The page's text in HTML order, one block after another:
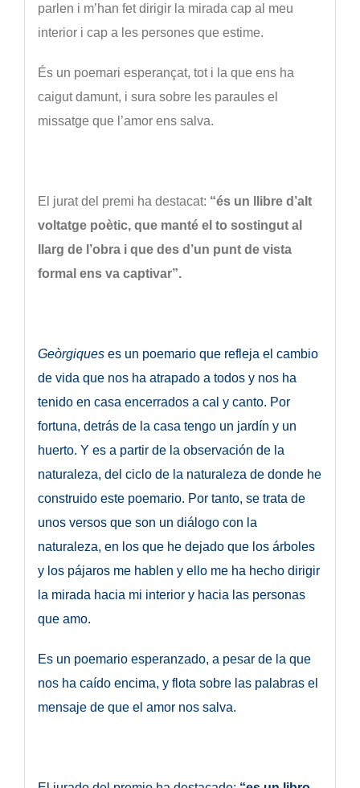
parlen i m’han fet dirigir la mirada cap al meu
interior i cap a les persones que estime.
És un poemari esperançat, tot i la que ens ha
caigut damunt, i sura sobre les paraules el
missatge que l’amor ens salva.
El jurat del premi ha destacat: “és un llibre d’alt
voltatge poètic, que manté el to sostingut al
llarg de l’obra i que des d’un punt de vista
formal ens va captivar”.
Geòrgiqueses un poemario que refleja el cambio
de vida que nos ha atrapado a todos y nos ha
tenido en casa encerrados a cal y canto. Por
fortuna, detrás de la casa tengo un jardín y un
huerto. Y es a partir de la observación de la
naturaleza, del ciclo de la naturaleza de donde he
construido este poemario. Por tanto, se trata de
unos versos que son un diálogo con la
naturaleza, en los que he dejado que los árboles
y los pájaros me hablen y ello me ha hecho dirigir
la mirada hacia mi interior y hacia las personas
que amo.
Es un poemario esperanzado, a pesar de la que
nos ha caído encima, y flota sobre las palabras el
mensaje de que el amor nos salva.